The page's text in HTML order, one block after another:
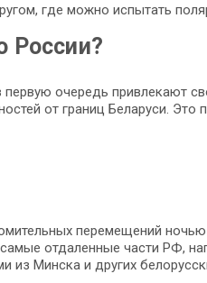
где можно испытать
России?
очередь привлекают
от границ Беларуси.
перемещений
отдаленные части РФ,
из Минска и других